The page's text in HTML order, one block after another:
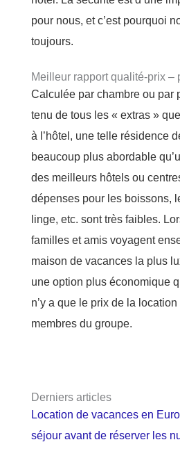
pour nous, et c’est pourquoi
toujours.
Meilleur rapport qualité-prix –
Calculée par chambre ou par
tenu de tous les « extras »
à l’hôtel, une telle résidence
beaucoup plus abordable
des meilleurs hôtels ou
dépenses pour les boissons,
linge, etc. sont très faibles.
familles et amis voyagent
maison de vacances la plus
une option plus économique
n’y a que le prix de la
membres du groupe.
Derniers articles
Location de vacances en
séjour avant de réserver les